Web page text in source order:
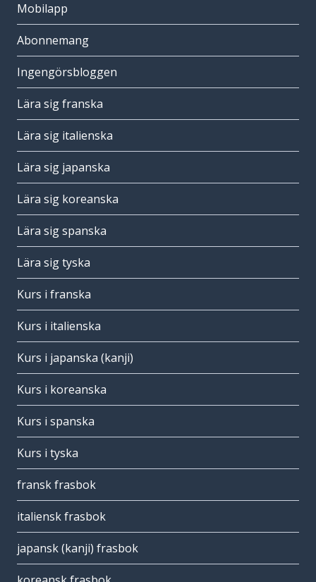
Mobilapp
Abonnemang
Ingengörsbloggen
Lära sig franska
Lära sig italienska
Lära sig japanska
Lära sig koreanska
Lära sig spanska
Lära sig tyska
Kurs i franska
Kurs i italienska
Kurs i japanska (kanji)
Kurs i koreanska
Kurs i spanska
Kurs i tyska
fransk frasbok
italiensk frasbok
japansk (kanji) frasbok